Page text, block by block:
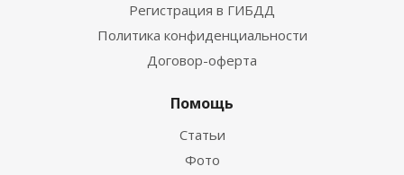
Регистрация в ГИБДД
Политика конфиденциальности
Договор-оферта
Помощь
Статьи
Фото